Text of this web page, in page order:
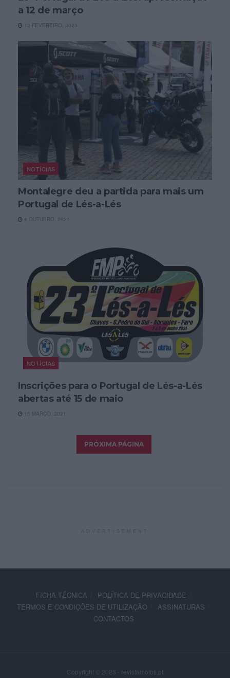
a 12 de março
12 FEVEREIRO, 2023
NOTÍCIAS
Montalegre deu a partida para mais um
Portugal de Lés-a-Lés
4 OUTUBRO, 2021
NOTÍCIAS
Inscrições para o Portugal de Lés-a-Lés
abertas até 15 de maio
15 MARÇO, 2021
FICHA TÉCNICA
POLÍTICA DE PRIVACIDADE
TERMOS E CONDIÇÕES DE UTILIZAÇÃO
ASSINATURAS
CONTACTOS
Copyright © 2023 - revistamotos.pt